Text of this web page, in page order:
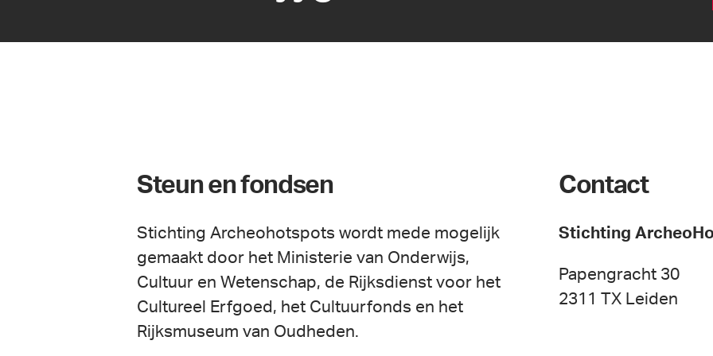
Steun en fondsen
Stichting Archeohotspots wordt mede mogelijk
gemaakt door het Ministerie van Onderwijs,
Cultuur en Wetenschap, de Rijksdienst voor het
Cultureel Erfgoed, het Cultuurfonds en het
Rijksmuseum van Oudheden.
Contact
Stichting
Papengracht 30
2311 TX Leiden